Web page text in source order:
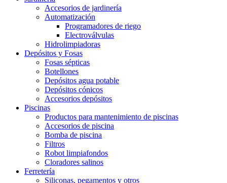
Accesorios de jardinería
Automatización
Programadores de riego
Electroválvulas
Hidrolimpiadoras
Depósitos y Fosas
Fosas sépticas
Botellones
Depósitos agua potable
Depósitos cónicos
Accesorios depósitos
Piscinas
Productos para mantenimiento de piscinas
Accesorios de piscina
Bomba de piscina
Filtros
Robot limpiafondos
Cloradores salinos
Ferretería
Siliconas, pegamentos y otros